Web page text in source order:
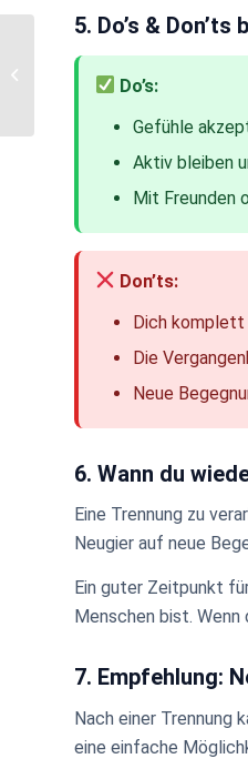
5. Do’s &
Do’s:
Gefühle
Aktiv bleiben
Mit Freunden
Don’ts:
Dich komplett
Die
Neue
6. Wann du
Eine Trennung zu
Neugier auf neue
Ein guter Zeitpunkt
Menschen bist. Wenn
7. Empfehlung:
Nach einer Trennung
eine einfache
Menschen Affären
suchen und wie diskrete